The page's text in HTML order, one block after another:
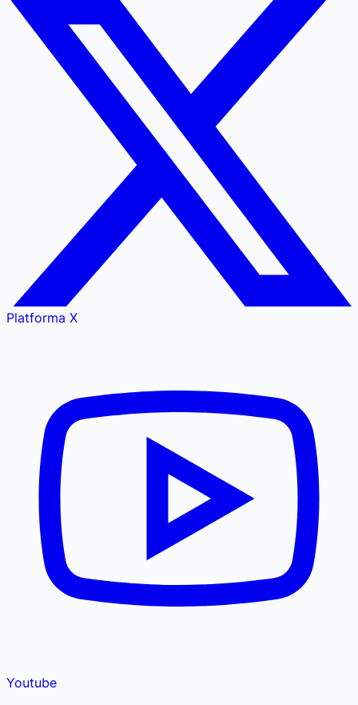
Platforma X
Youtube